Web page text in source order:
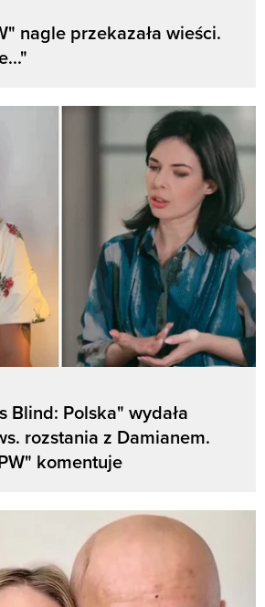
nagle przekazała wieści.
Blind: Polska" wydała
rozstania z Damianem.
komentuje